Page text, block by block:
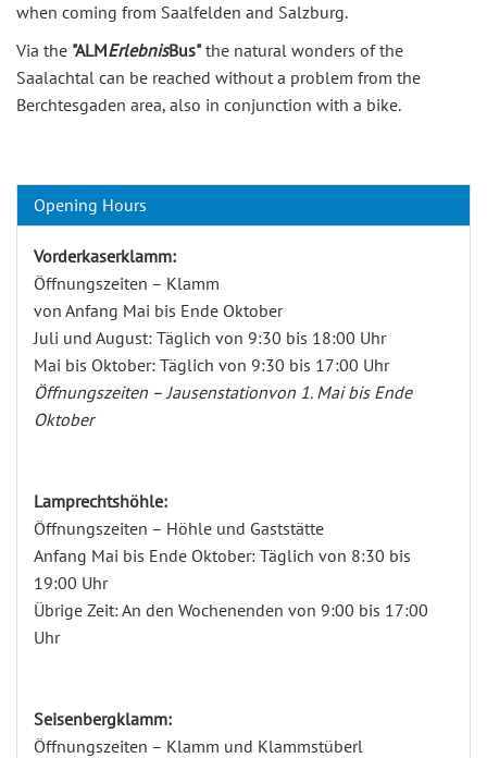
when coming from Saalfelden and Salzburg.
Via the "ALMErlebnisBus"the natural wonders of the
Saalachtal can be reached without a problem from the
Berchtesgaden area, also in conjunction with a bike.
Opening Hours
Vorderkaserklamm:
Öffnungszeiten – Klamm
von Anfang Mai bis Ende Oktober
Juli und August: Täglich von 9:30 bis 18:00 Uhr
Mai bis Oktober: Täglich von 9:30 bis 17:00 Uhr
Öffnungszeiten – Jausenstationvon 1. Mai bis Ende
Oktober
Lamprechtshöhle:
Öffnungszeiten – Höhle und Gaststätte
Anfang Mai bis Ende Oktober: Täglich von 8:30 bis
19:00 Uhr
Übrige Zeit: An den Wochenenden von 9:00 bis 17:00
Uhr
Seisenbergklamm:
Öffnungszeiten – Klamm und Klammstüberl